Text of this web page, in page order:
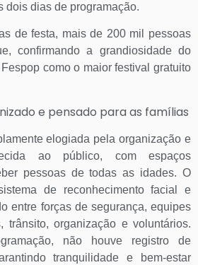
dois dias de programação.
de festa, mais de 200 mil pessoas
confirmando a grandiosidade do
como o maior festival gratuito
e pensado para as famílias
elogiada pela organização e
ao público, com espaços
pessoas de todas as idades. O
de reconhecimento facial e
entre forças de segurança, equipes
trânsito, organização e voluntários.
não houve registro de
tranquilidade e bem-estar